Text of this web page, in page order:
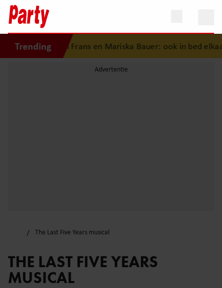
Trendingvan Frans en Mariska Bauer: ook in bed
The Last Five Years musical
THE LAST FIVE YEARS
MUSICAL